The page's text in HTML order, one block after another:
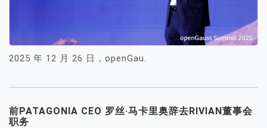
2025 年 12 月 26 日，openGau.
前PATAGONIA CEO 罗丝·马卡里奥辞去RIVIAN董事会
职务